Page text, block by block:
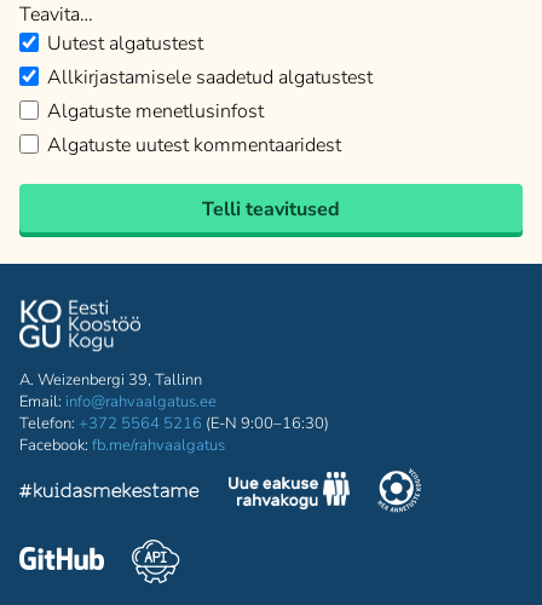
Teavita…
Uutest algatustest
Allkirjastamisele saadetud algatustest
Algatuste menetlusinfost
Algatuste uutest kommentaaridest
Telli teavitused
A. Weizenbergi 39, Tallinn
Email: info@rahvaalgatus.ee
Telefon: +372 5564 5216 (E-N 9:00–16:30)
Facebook: fb.me/rahvaalgatus